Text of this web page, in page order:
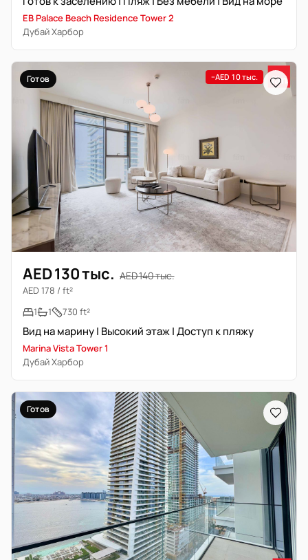
EB Palace Beach Residence Tower 2
Дубай Харбор
Готов −AED 10 тыс.
AED 130 тыс. AED 140 тыс.
AED 178 / ft²
1
1 730 ft²
Вид на марину | Высокий этаж | Доступ к пляжу
Marina Vista Tower 1
Дубай Харбор
Готов